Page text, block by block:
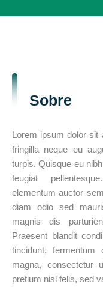
Sobre
Lorem ipsum dolor sit
fringilla neque eu
turpis. Quisque eu
feugiat
elementum auctor
diam odio sed
magnis dis
Praesent blandit
tincidunt,
magna, consectetur
pretium nisl felis, sed